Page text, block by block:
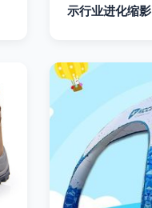
示行业进化缩影